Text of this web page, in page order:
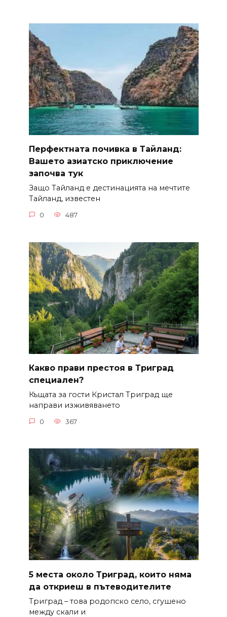
Перфектната почивка в Тайланд:
Вашето азиатско приключение
започва тук
Защо Тайланд е дестинацията на мечтите
Тайланд, известен
0 487
Какво прави престоя в Триград
специален?
Къщата за гости Кристал Триград ще
направи изживяването
0 367
5 места около Триград, които няма
да откриеш в пътеводителите
Триград – това родопско село, сгушено
между скали и